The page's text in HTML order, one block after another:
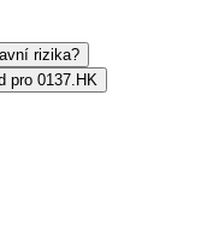
rizika?
pro 0137.HK